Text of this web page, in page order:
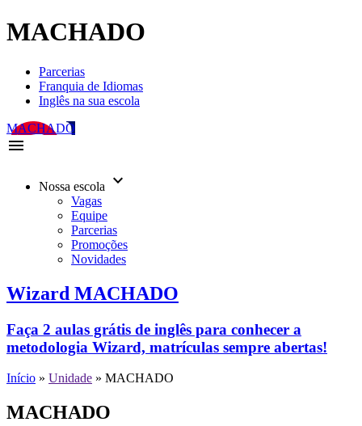
MACHADO
Parcerias
Franquia de Idiomas
Inglês na sua escola
MACHADO
menu
Nossa escola keyboard_arrow_down
Vagas
Equipe
Parcerias
Promoções
Novidades
Wizard MACHADO
Faça 2 aulas grátis de inglês para conhecer a
metodologia Wizard, matrículas sempre abertas!
Início » Unidade » MACHADO
MACHADO